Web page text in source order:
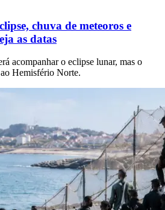
chuva de meteoros e
as datas
acompanhar o eclipse lunar, mas o
Hemisfério Norte.